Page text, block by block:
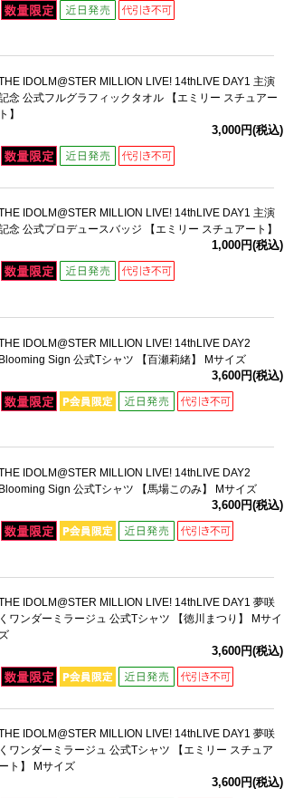
IDOLM@STER MILLION LIVE! 14thLIVE DAY1 主演
念 公式フルグラフィックタオル 【エミリー スチュアー
ト】
3,000円(税込)
IDOLM@STER MILLION LIVE! 14thLIVE DAY1 主演
念 公式プロデュースバッジ 【エミリー スチュアート】
1,000円(税込)
IDOLM@STER MILLION LIVE! 14thLIVE DAY2
Blooming Sign 公式Tシャツ 【百瀬莉緒】 Mサイズ
3,600円(税込)
IDOLM@STER MILLION LIVE! 14thLIVE DAY2
Blooming Sign 公式Tシャツ 【馬場このみ】 Mサイズ
3,600円(税込)
IDOLM@STER MILLION LIVE! 14thLIVE DAY1 夢咲
くワンダーミラージュ 公式Tシャツ 【徳川まつり】 Mサイ
ズ
3,600円(税込)
IDOLM@STER MILLION LIVE! 14thLIVE DAY1 夢咲
くワンダーミラージュ 公式Tシャツ 【エミリー スチュア
ート】 Mサイズ
3,600円(税込)